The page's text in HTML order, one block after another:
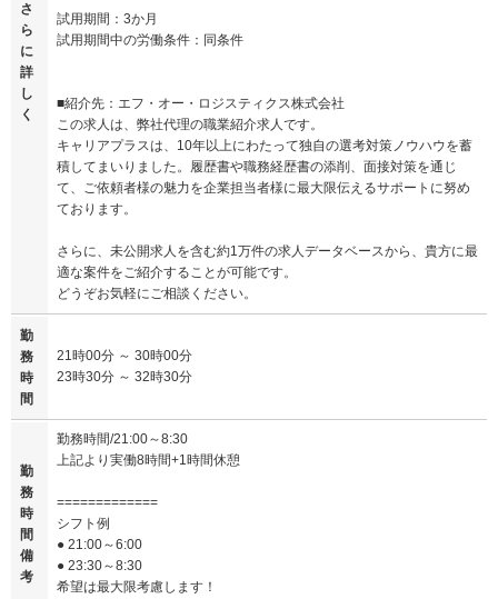
さ
ら
に
詳
し
く
試用期間：3か月
試用期間中の労働条件：同条件
■紹介先：エフ・オー・ロジスティクス株式会社
この求人は、弊社代理の職業紹介求人です。
キャリアプラスは、10年以上にわたって独自の選考対策ノウハウを蓄
積してまいりました。履歴書や職務経歴書の添削、面接対策を通じ
て、ご依頼者様の魅力を企業担当者様に最大限伝えるサポートに努め
ております。
さらに、未公開求人を含む約1万件の求人データベースから、貴方に最
適な案件をご紹介することが可能です。
どうぞお気軽にご相談ください。
勤
務
時
間
21時00分 ～ 30時00分
23時30分 ～ 32時30分
勤
務
時
間
備
考
勤務時間/21:00～8:30
上記より実働8時間+1時間休憩
=============
シフト例
● 21:00～6:00
● 23:30～8:30
希望は最大限考慮します！